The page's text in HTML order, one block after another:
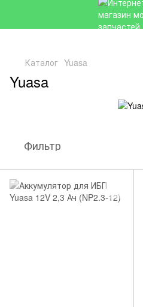
Каталог Yuasa
Yuasa
Фильтр